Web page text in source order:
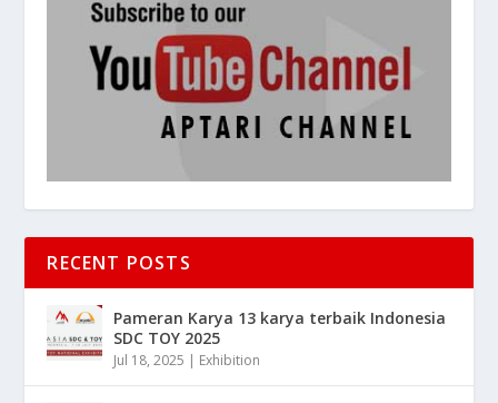
RECENT POSTS
Pameran Karya 13 karya terbaik Indonesia
SDC TOY 2025
Jul 18, 2025 | Exhibition